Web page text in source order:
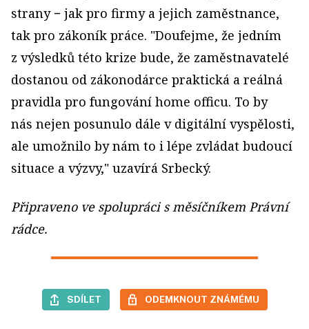
strany − jak pro firmy a jejich zaměstnance,
tak pro zákoník práce. "Doufejme, že jedním
z výsledků této krize bude, že zaměstnavatelé
dostanou od zákonodárce praktická a reálná
pravidla pro fungování home officu. To by
nás nejen posunulo dále v digitální vyspělosti,
ale umožnilo by nám to i lépe zvládat budoucí
situace a výzvy," uzavírá Srbecký.
Připraveno ve spolupráci s měsíčníkem Právní
rádce.
SDÍLET ODEMKNOUT ZNÁMÉMU